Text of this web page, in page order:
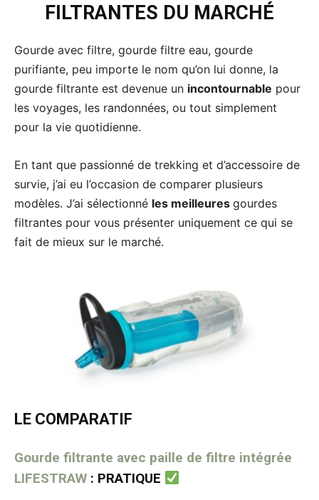
FILTRANTES DU MARCHÉ
Gourde avec filtre, gourde filtre eau, gourde
purifiante, peu importe le nom qu’on lui donne, la
gourde filtrante est devenue un incontournable pour
les voyages, les randonnées, ou tout simplement
pour la vie quotidienne.
En tant que passionné de trekking et d’accessoire de
survie, j’ai eu l’occasion de comparer plusieurs
modèles. J’ai sélectionné les meilleures gourdes
filtrantes pour vous présenter uniquement ce qui se
fait de mieux sur le marché.
LE COMPARATIF
Gourde filtrante avec paille de filtre intégrée
LIFESTRAW : PRATIQUE